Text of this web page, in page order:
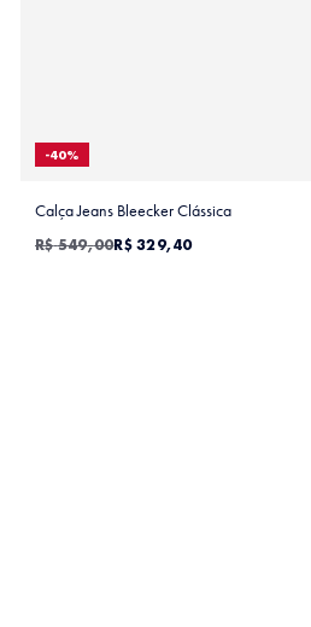
-40%
Calça Jeans Bleecker Clássica
R$549,00R$329,40